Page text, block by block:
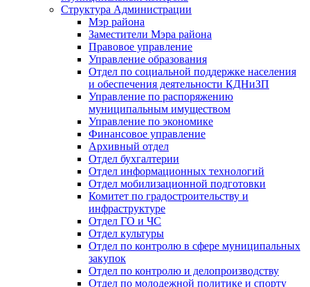
Структура Администрации
Мэр района
Заместители Мэра района
Правовое управление
Управление образования
Отдел по социальной поддержке населения
и обеспечения деятельности КДНиЗП
Управление по распоряжению
муниципальным имуществом
Управление по экономике
Финансовое управление
Архивный отдел
Отдел бухгалтерии
Отдел информационных технологий
Отдел мобилизационной подготовки
Комитет по градостроительству и
инфраструктуре
Отдел ГО и ЧС
Отдел культуры
Отдел по контролю в сфере муниципальных
закупок
Отдел по контролю и делопроизводству
Отдел по молодежной политике и спорту